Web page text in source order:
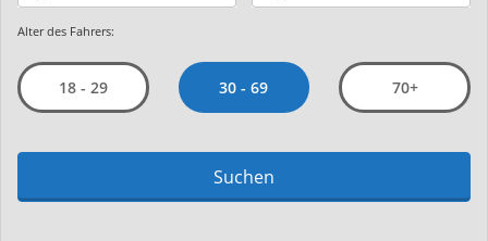
Alter des Fahrers:
18 - 29 30 - 69 70+
Suchen